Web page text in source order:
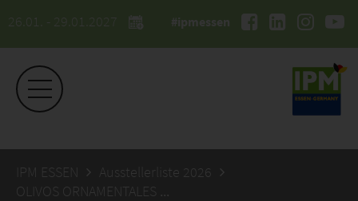
26.01. - 29.01.2027 #ipmessen
IPM ESSEN
Ausstellerliste 2026
OLIVOS ORNAMENTALES S.L.